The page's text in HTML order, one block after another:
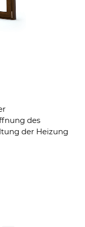
des
der Heizung